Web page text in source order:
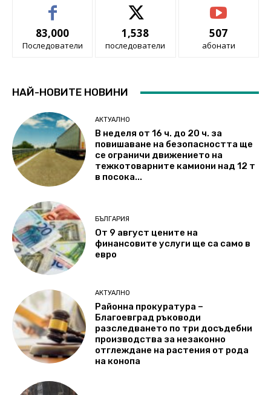
83,000
Последователи
1,538
последователи
507
абонати
НАЙ-НОВИТЕ НОВИНИ
АКТУАЛНО
В неделя от 16 ч. до 20 ч. за
повишаване на безопасността ще
се ограничи движението на
тежкотоварните камиони над 12 т
в посока...
БЪЛГАРИЯ
От 9 август цените на
финансовите услуги ще са само в
евро
АКТУАЛНО
Районна прокуратура –
Благоевград ръководи
разследването по три досъдебни
производства за незаконно
отглеждане на растения от рода
на конопа